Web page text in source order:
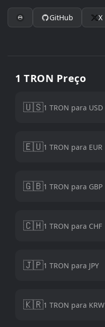
GitHub X
1 TRON Preço
🇺🇸1 TRON para USD
🇪🇺1 TRON para EUR
🇬🇧1 TRON para GBP
🇨🇭1 TRON para CHF
🇯🇵1 TRON para JPY
🇰🇷1 TRON para KRW